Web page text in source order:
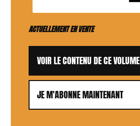
ACTUELLEMENT EN VENTE
VOIR LE CONTENU DE CE VOLUME
JE M'ABONNE MAINTENANT